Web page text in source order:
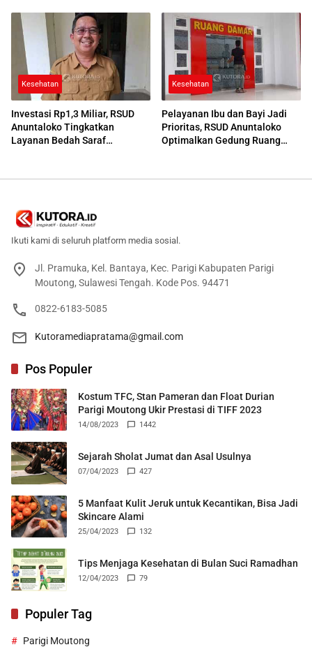
Kesehatan
Investasi Rp1,3 Miliar, RSUD
Anuntaloko Tingkatkan
Layanan Bedah Saraf
Kesehatan
Pelayanan Ibu dan Bayi Jadi
Prioritas, RSUD Anuntaloko
Optimalkan Gedung Ruang
Ikuti kami di seluruh platform media sosial.
Jl. Pramuka, Kel. Bantaya, Kec. Parigi Kabupaten Parigi
Moutong, Sulawesi Tengah. Kode Pos. 94471
0822-6183-5085
Kutoramediapratama@gmail.com
Pos Populer
Kostum TFC, Stan Pameran dan Float Durian
Parigi Moutong Ukir Prestasi di TIFF 2023
14/08/2023 1442
Sejarah Sholat Jumat dan Asal Usulnya
07/04/2023 427
5 Manfaat Kulit Jeruk untuk Kecantikan, Bisa Jadi
Skincare Alami
25/04/2023 132
Tips Menjaga Kesehatan di Bulan Suci Ramadhan
12/04/2023 79
Populer Tag
Parigi Moutong